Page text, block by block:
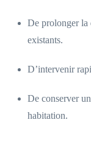
De prolonger la
existants.
D’intervenir
De conserver
habitation.